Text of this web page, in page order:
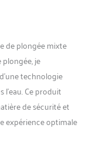
de plongée mixte
plongée, je
technologie
Ce produit
de sécurité et
expérience optimale